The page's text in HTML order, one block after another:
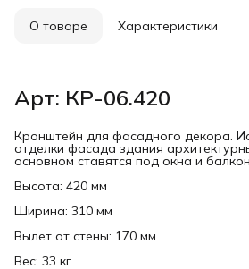
О товаре Характеристики
Арт: КР-06.420
Кронштейн для фасадного декора.
отделки фасада здания
основном ставятся под окна и
Высота: 420 мм
Ширина: 310 мм
Вылет от стены: 170 мм
Вес: 33 кг